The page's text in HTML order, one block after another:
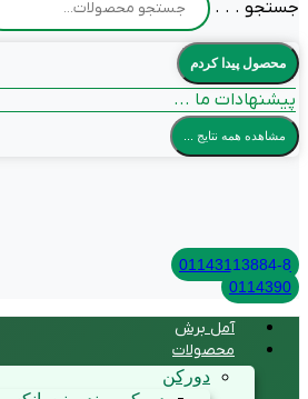
جستجو . . .
محصول پیدا کردم
پیشنهادات ما ...
مشاهده همه نتایج ...
01143113884-8
0114390
آمل برش
محصولات
دورکن